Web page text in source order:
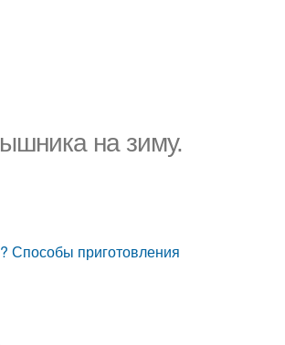
на зиму.
Способы приготовления